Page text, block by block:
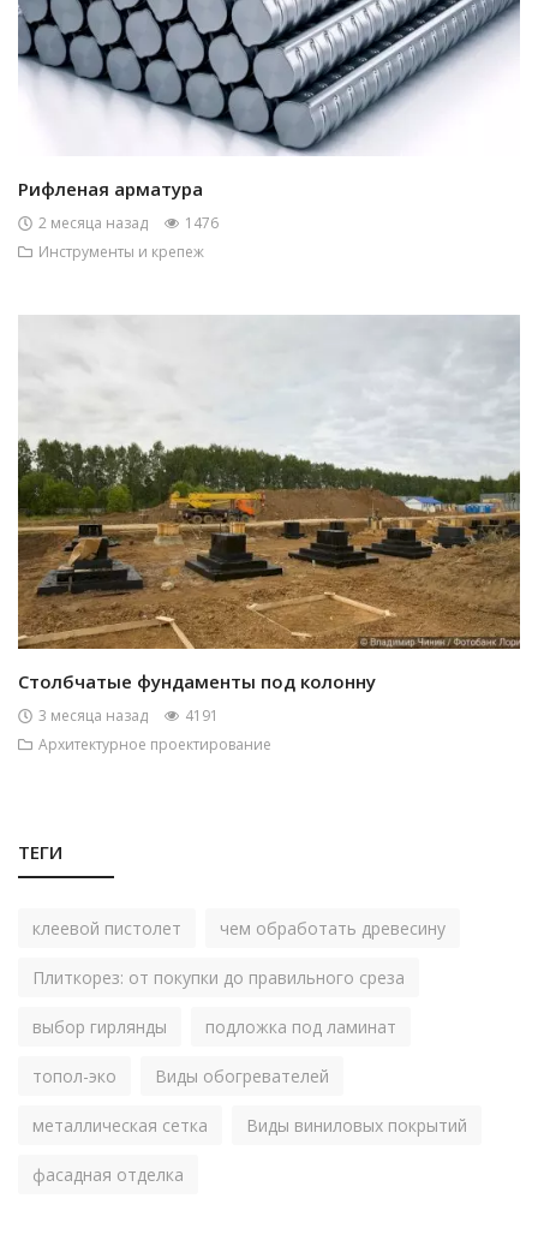
Рифленая арматура
2 месяца назад
1476
Инструменты и крепеж
Столбчатые фундаменты под колонну
3 месяца назад
4191
Архитектурное проектирование
ТЕГИ
клеевой пистолет чем обработать древесину
Плиткорез: от покупки до правильного среза
выбор гирлянды подложка под ламинат
топол-эко Виды обогревателей
металлическая сетка Виды виниловых покрытий
фасадная отделка